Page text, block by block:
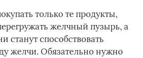
только те продукты,
желчный пузырь, а
станут способствовать
желчи. Обязательно нужно